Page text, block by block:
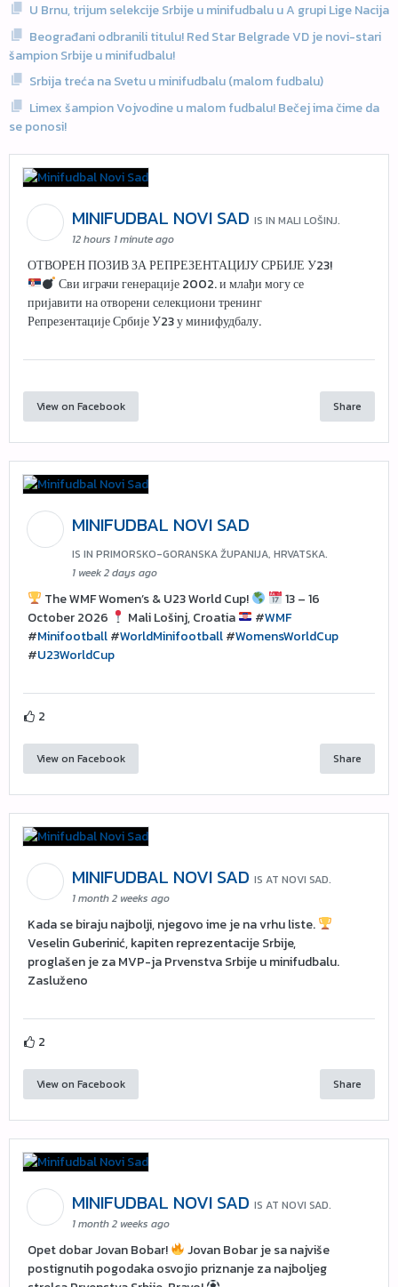
U Brnu, trijum selekcije Srbije u minifudbalu u A grupi Lige Nacija
Beograđani odbranili titulu! Red Star Belgrade VD je novi-stari
šampion Srbije u minifudbalu!
Srbija treća na Svetu u minifudbalu (malom fudbalu)
Limex šampion Vojvodine u malom fudbalu! Bečej ima čime da
se ponosi!
MINIFUDBAL NOVI SAD IS IN MALI LOŠINJ.
12 hours 1 minute ago
ОТВОРЕН ПОЗИВ ЗА РЕПРЕЗЕНТАЦИЈУ СРБИЈЕ У23!
Сви играчи генерације 2002. и млађи могу се
пријавити на отворени селекциони тренинг
Репрезентације Србије У23 у минифудбалу.
View on Facebook Share
MINIFUDBAL NOVI SAD
IS IN PRIMORSKO-GORANSKA ŽUPANIJA, HRVATSKA.
1 week 2 days ago
The WMF Women’s & U23 World Cup!
13 – 16
October 2026
Mali Lošinj, Croatia #WMF
#Minifootball#WorldMinifootball#WomensWorldCup
#U23WorldCup
2
View on Facebook Share
MINIFUDBAL NOVI SAD IS AT NOVI SAD.
1 month 2 weeks ago
Kada se biraju najbolji, njegovo ime je na vrhu liste.
Veselin Guberinić, kapiten reprezentacije Srbije,
proglašen je za MVP-ja Prvenstva Srbije u minifudbalu.
Zasluženo
2
View on Facebook Share
MINIFUDBAL NOVI SAD IS AT NOVI SAD.
1 month 2 weeks ago
Opet dobar Jovan Bobar!
Jovan Bobar je sa najviše
postignutih pogodaka osvojio priznanje za najboljeg